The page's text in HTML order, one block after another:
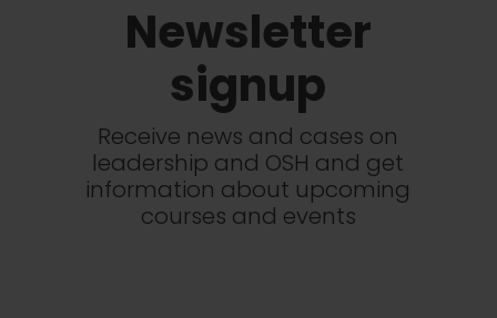
Newsletter
signup
Receive news and cases on
leadership and OSH and get
information about upcoming
courses and events